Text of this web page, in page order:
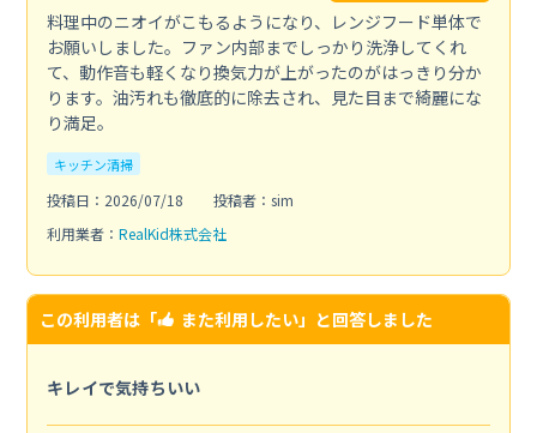
料理中のニオイがこもるようになり、レンジフード単体で
お願いしました。ファン内部までしっかり洗浄してくれ
て、動作音も軽くなり換気力が上がったのがはっきり分か
ります。油汚れも徹底的に除去され、見た目まで綺麗にな
り満足。
キッチン清掃
投稿日：2026/07/18
投稿者：sim
利用業者： RealKid株式会社
この利用者は「 また利用したい」と回答しました
キレイで気持ちいい